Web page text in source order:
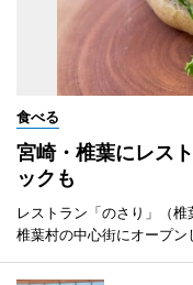
食べる
宮崎・椎葉にレス
ックも
レストラン「のさり」（
椎葉村の中心街にオープン